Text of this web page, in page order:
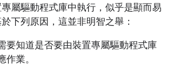
屬驅動程式庫中執行，似乎是顯而易
下列原因，這並非明智之舉：
要知道是否要由裝置專屬驅動程式庫
作業。